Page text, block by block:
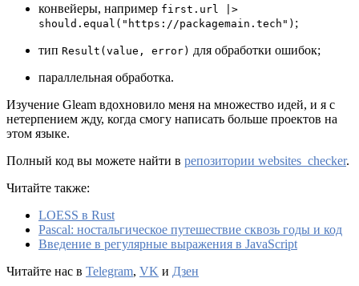
конвейеры, например first.url |>
should.equal("https://packagemain.tech") ;
тип Result(value, error) для обработки ошибок;
параллельная обработка.
Изучение Gleam вдохновило меня на множество идей, и я с
нетерпением жду, когда смогу написать больше проектов на
этом языке.
Полный код вы можете найти в репозитории websites_checker.
Читайте также:
LOESS в Rust
Pascal: ностальгическое путешествие сквозь годы и код
Введение в регулярные выражения в JavaScript
Читайте нас в Telegram, VK и Дзен